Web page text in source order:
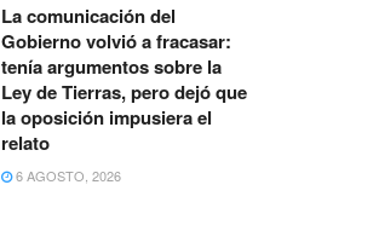
La comunicación del
Gobierno volvió a fracasar:
tenía argumentos sobre la
Ley de Tierras, pero dejó que
la oposición impusiera el
relato
6 AGOSTO, 2026